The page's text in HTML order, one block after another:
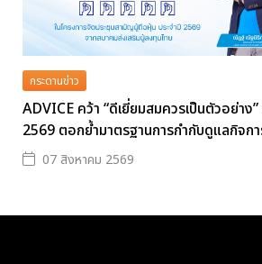
กระดานข่าว
ADVICE คว้า “ดีเยี่ยมสมควรเป็นตัวอย่า
2569 ตอกย้ำมาตรฐานการกำกับดูแลกิจก
07 สิงหาคม 2569